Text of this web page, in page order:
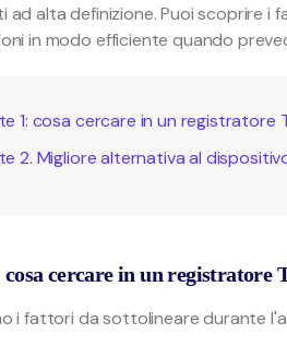
ad alta definizione. Puoi scoprire i
in modo efficiente quando
1: cosa cercare in un registratore
2. Migliore alternativa al
cercare in un registratore
i fattori da sottolineare durante